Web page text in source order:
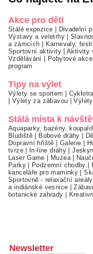
Akce pro děti
Stálé expozice Divadelní
Výstavy a veletrhy|
a zámcích
Karnevaly,
Sportovní aktivity|Aktivity
Vzdělávání
Pobytové
program
Tipy na výlet
Výlety se sportem
Výlety za zábavou |
Stálá místa k
Aquaparky, bazény,
Bludiště
Bobové dráhy
Dopravní hřiště
Galerie
tvrze| In-line dráhy |
Laser Game
Muzea|
Parky| Podzemní chodby
kanceláře pro maminky |
Sportovně - relaxační areály
a indiánské vesnice |
botanické zahrady
Newsletter